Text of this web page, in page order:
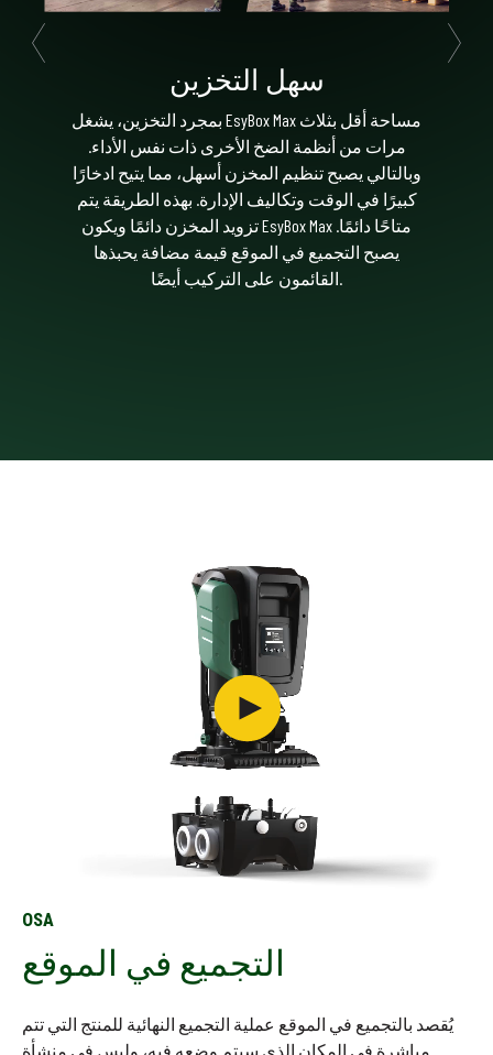
سهل التخزين
بمجرد التخزين، يشغل EsyBox Max مساحة أقل بثلاث
مرات من أنظمة الضخ الأخرى ذات نفس الأداء.
وبالتالي يصبح تنظيم المخزن أسهل، مما يتيح ادخارًا
كبيرًا في الوقت وتكاليف الإدارة. بهذه الطريقة يتم
تزويد المخزن دائمًا ويكون EsyBox Max متاحًا دائمًا.
يصبح التجميع في الموقع قيمة مضافة يحبذها
القائمون على التركيب أيضًا.
OSA
التجميع في الموقع
يُقصد بالتجميع في الموقع عملية التجميع النهائية للمنتج التي تتم
مباشرة في المكان الذي سيتم وضعه فيه، وليس في منشأة